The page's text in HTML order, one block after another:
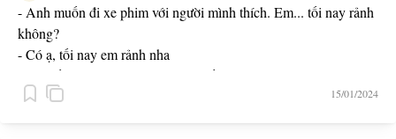
- Anh muốn đi xe phim với người mình thích. Em... tối nay rảnh
không?
- Có ạ, tối nay em rảnh nha
- Vậy tối nay em giúp anh làm ca tối nhé. Ngày mai đi làm anh
mời em bữa trưa. Cám ơn em trước.
15/01/2024